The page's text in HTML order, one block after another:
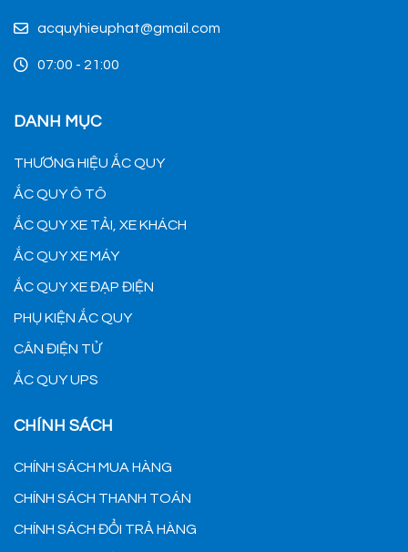
acquyhieuphat@gmail.com
07:00 - 21:00
DANH MỤC
THƯƠNG HIỆU ẮC QUY
ẮC QUY Ô TÔ
ẮC QUY XE TẢI, XE KHÁCH
ẮC QUY XE MÁY
ẮC QUY XE ĐẠP ĐIỆN
PHỤ KIỆN ẮC QUY
CÂN ĐIỆN TỬ
ẮC QUY UPS
CHÍNH SÁCH
CHÍNH SÁCH MUA HÀNG
CHÍNH SÁCH THANH TOÁN
CHÍNH SÁCH ĐỔI TRẢ HÀNG